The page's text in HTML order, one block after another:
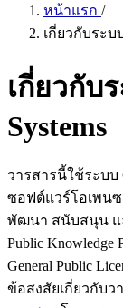
หน้าแรก /
เกี่ยวกับระบบ
เกี่ยวกับ
Systems
วารสารนี้ใช้ระบบ
ซอฟต์แวร์โอเพน
พัฒนา สนับสนุน แ
Public
General Public
ข้อสงสัยเกี่ยวกับ